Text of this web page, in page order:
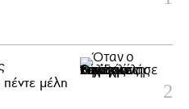
μέλη